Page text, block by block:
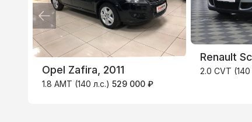
Opel Zafira, 2011
1.8 AMT (140 л.с.) 529 000 ₽
Renault
2.0 CVT (140
3.9%